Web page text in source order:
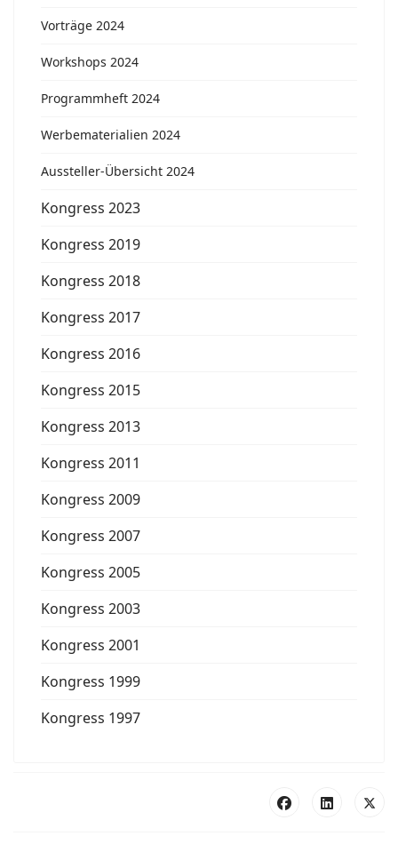
Vorträge 2024
Workshops 2024
Programmheft 2024
Werbematerialien 2024
Aussteller-Übersicht 2024
Kongress 2023
Kongress 2019
Kongress 2018
Kongress 2017
Kongress 2016
Kongress 2015
Kongress 2013
Kongress 2011
Kongress 2009
Kongress 2007
Kongress 2005
Kongress 2003
Kongress 2001
Kongress 1999
Kongress 1997